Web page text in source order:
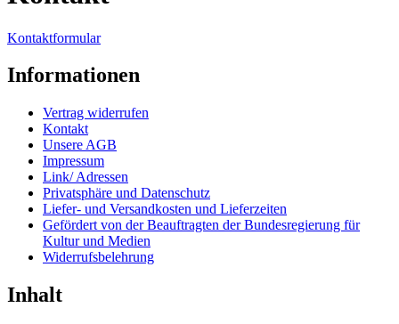
Kontaktformular
Informationen
Vertrag widerrufen
Kontakt
Unsere AGB
Impressum
Link/ Adressen
Privatsphäre und Datenschutz
Liefer- und Versandkosten und Lieferzeiten
Gefördert von der Beauftragten der Bundesregierung für
Kultur und Medien
Widerrufsbelehrung
Inhalt